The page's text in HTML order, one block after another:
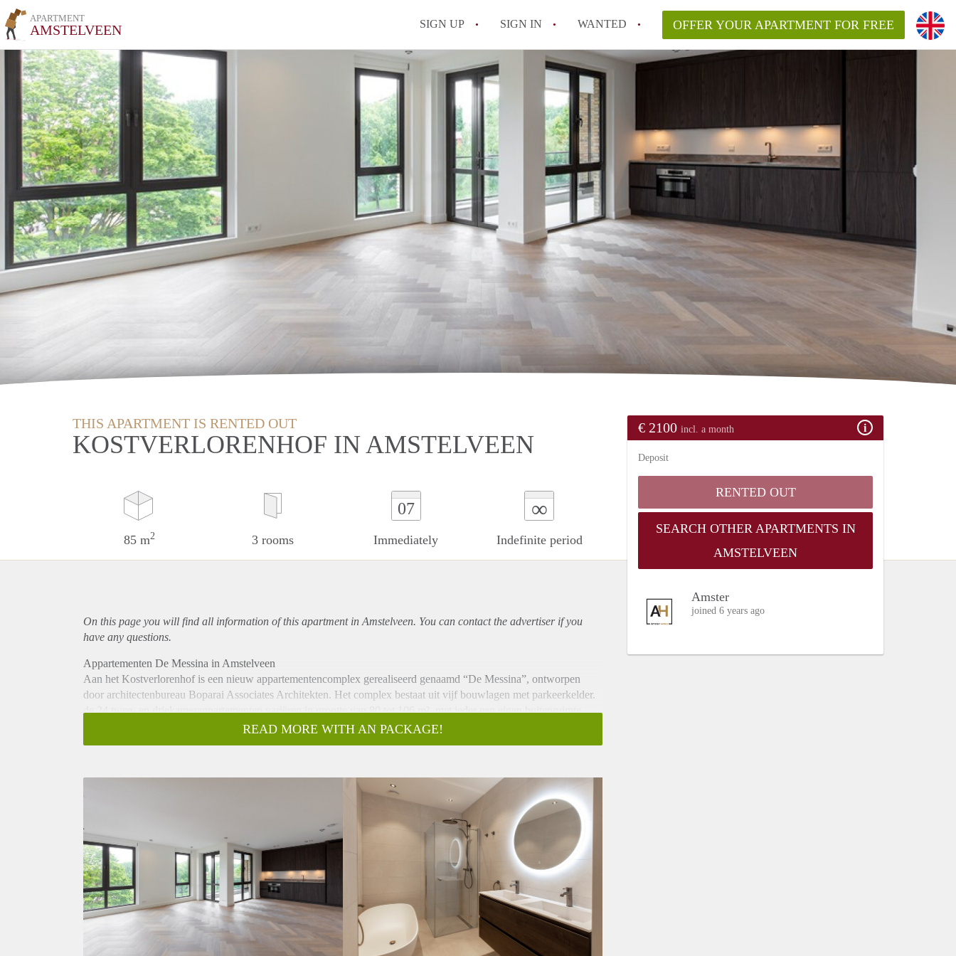
APARTMENT
AMSTELVEEN SIGN UP SIGN IN WANTED OFFER YOUR APARTMENT FOR FREE
THIS APARTMENT IS RENTED OUT
KOSTVERLORENHOF IN AMSTELVEEN
85 m2 3 rooms
07
Immediately
∞
Indefinite period
€ 2100 incl. a month
Deposit
RENTED OUT
SEARCH OTHER APARTMENTS IN
AMSTELVEEN
Amster
joined 6 years ago
On this page you will find all information of this apartmentin Amstelveen. You can contact the advertiser if you
have any questions.
Appartementen De Messina in Amstelveen
Aan het Kostverlorenhof is een nieuw appartementencomplex gerealiseerd genaamd “De Messina”, ontworpen
door architectenbureau Boparai Associates Architekten. Het complex bestaat uit vijf bouwlagen met parkeerkelder.
de 24 twee- en driekamerappartementen variëren in grootte van 80 tot 106 m², met ieder een eigen buitenruimte.
Type I: Vier luxe appartementen met een heerlijk hoekterras op het zuidwesten of zuidoosten met drieslaapkamers.
zoals een vaatwasser, koel-vriescombinatie, -combi magnetron en een inductieplaat. In de ruime badkamers is een
vrijstaand ligbad, een separate douche en een badkamermeubel met dubbele wastafel aanwezig. De subtiele
accenten, zoals de donkere kranen, sluiten stijlvol aan bij de rest van het appartement.
- Beschikbaar per 01/04/2023
- Huurprijs exclusief servicekosten
- Gestoffeerd
- Twee maanden waarborgsom
- Parkeerplaats
- Berging
Kostverlorenhof is een gezellige wijk met het winkelcentrum Kostverlorenhof, dat om de hoek ligt, met diverse
READ MORE WITH AN PACKAGE!